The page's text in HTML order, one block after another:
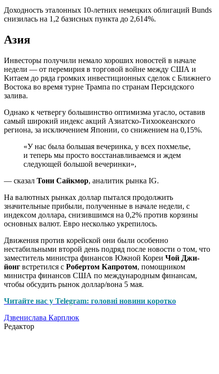
Доходность эталонных 10-летних немецких облигаций Bunds
снизилась на 1,2 базисных пункта до 2,614%.
Азия
Инвесторы получили немало хороших новостей в начале
недели — от перемирия в торговой войне между США и
Китаем до ряда громких инвестиционных сделок с Ближнего
Востока во время турне Трампа по странам Персидского
залива.
Однако к четвергу большинство оптимизма угасло, оставив
самый широкий индекс акций Азиатско-Тихоокеанского
региона, за исключением Японии, со снижением на 0,15%.
«У нас была большая вечеринка, у всех похмелье,
и теперь мы просто восстанавливаемся и ждем
следующей большой вечеринки»,
— сказал Тони Сайкмор, аналитик рынка IG.
На валютных рынках доллар пытался продолжить
значительные прибыли, полученные в начале недели, с
индексом доллара, снизившимся на 0,2% против корзины
основных валют. Евро несколько укрепилось.
Движения против корейской они были особенно
нестабильными второй день подряд после новости о том, что
заместитель министра финансов Южной Кореи Чой Джи-
йонг встретился с Робертом Капротом, помощником
министра финансов США по международным финансам,
чтобы обсудить рынок доллар/вона 5 мая.
Читайте нас у Telegram: головні новини коротко
Дзвенислава Карплюк
Редактор